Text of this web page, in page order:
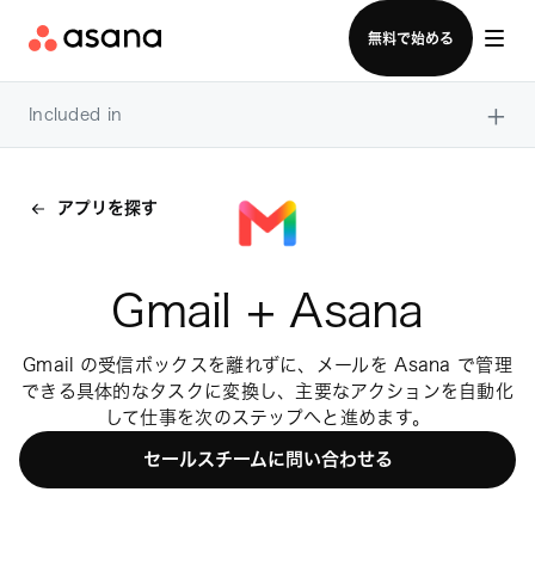
無料で始める
セールスチームに問い合わせる
Included in ×
アプリを探す
Gmail + Asana
Gmail の受信ボックスを離れずに、メールを Asana で管理
できる具体的なタスクに変換し、主要なアクションを自動化
して仕事を次のステップへと進めます。
セールスチームに問い合わせる